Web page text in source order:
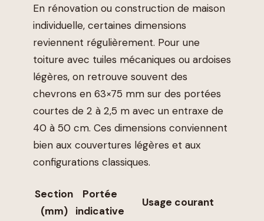
En rénovation ou construction de maison
individuelle, certaines dimensions
reviennent régulièrement. Pour une
toiture avec tuiles mécaniques ou ardoises
légères, on retrouve souvent des
chevrons en 63×75 mm sur des portées
courtes de 2 à 2,5 m avec un entraxe de
40 à 50 cm. Ces dimensions conviennent
bien aux couvertures légères et aux
configurations classiques.
Section
(mm)
Portée
indicative
Usage courant